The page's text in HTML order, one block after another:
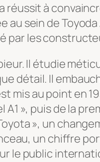
réussit à
au sein de
par les
Il étudie
détail. Il
mis au point en
», puis de la
», un
un chiffre
le public